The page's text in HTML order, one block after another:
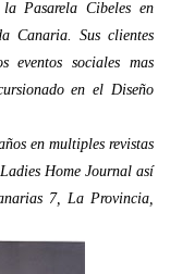
Pasarela Cibeles en
Canaria. Sus clientes
eventos sociales mas
en el Diseño
en multiples revistas
Home Journal así
7, La Provincia,